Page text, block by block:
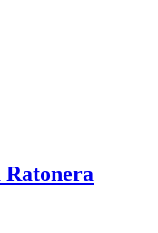
Ratonera